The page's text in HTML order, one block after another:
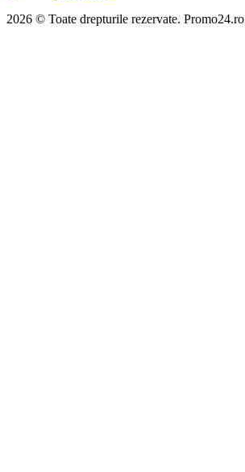
2026 © Toate drepturile rezervate. Promo24.ro